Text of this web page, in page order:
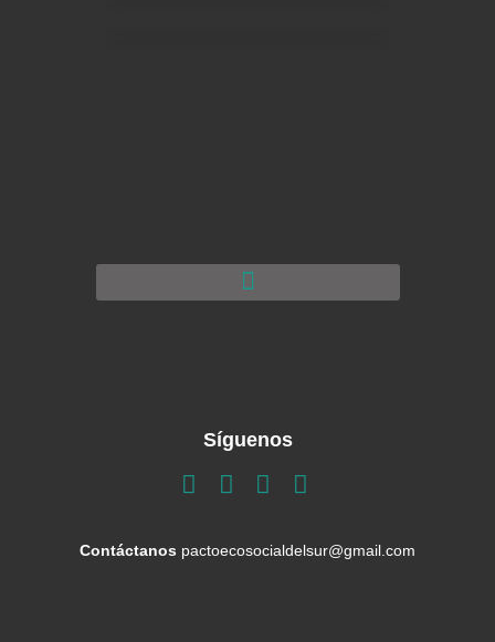
Síguenos
Contáctanos pactoecosocialdelsur@gmail.com